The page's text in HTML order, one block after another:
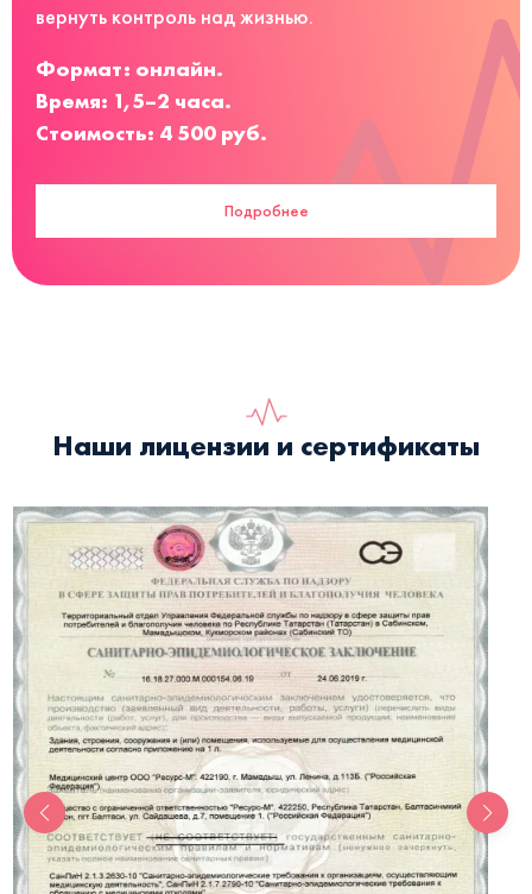
вернуть контроль над жизнью.
Формат: онлайн.
Время: 1,5–2 часа.
Стоимость: 4 500 руб.
Подробнее
Наши лицензии и сертификаты